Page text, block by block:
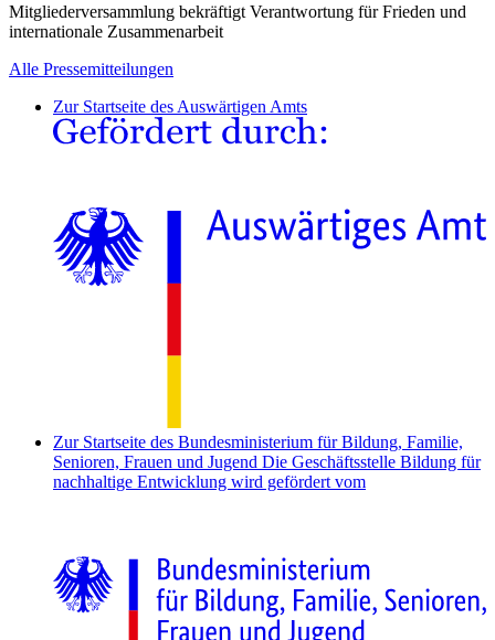
Mitgliederversammlung bekräftigt Verantwortung für Frieden und
internationale Zusammenarbeit
Alle Pressemitteilungen
Zur Startseite des Auswärtigen Amts
Zur Startseite des Bundesministerium für Bildung, Familie,
Senioren, Frauen und Jugend Die Geschäftsstelle Bildung für
nachhaltige Entwicklung wird gefördert vom